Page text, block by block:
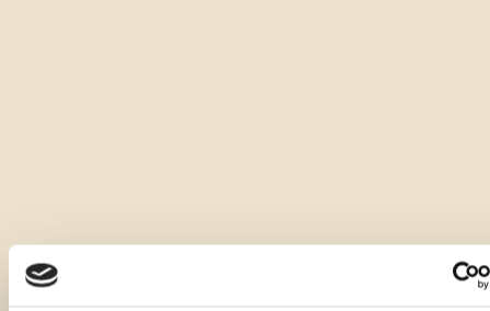
Andere Arten dieses Produkts